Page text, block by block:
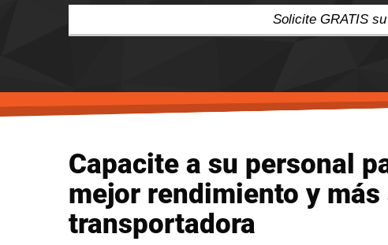
Solicite GRATIS
Capacite a su personal
mejor rendimiento y
transportadora